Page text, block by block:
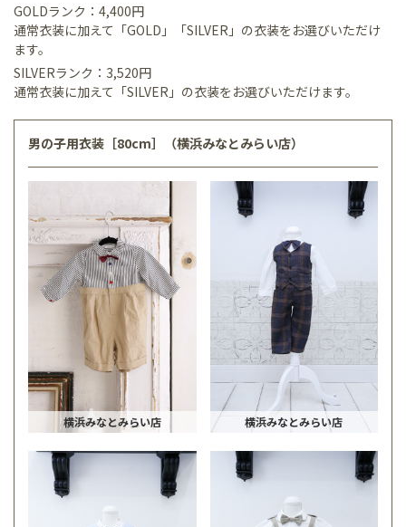
GOLDランク：4,400円
通常衣装に加えて「GOLD」「SILVER」の衣装をお選びいただけ
ます。
SILVERランク：3,520円
通常衣装に加えて「SILVER」の衣装をお選びいただけます。
男の子用衣装［80cm］（横浜みなとみらい店）
横浜みなとみらい店 横浜みなとみらい店